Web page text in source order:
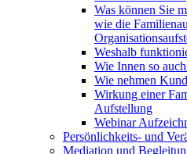
Was können Sie
wie die
Weshalb
Wie Innen so
Wie nehmen
Wirkung einer
Aufstellung
Webinar
Persönlichkeits- und
Mediation und